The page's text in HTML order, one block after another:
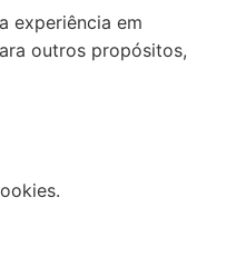
experiência em
outros propósitos,